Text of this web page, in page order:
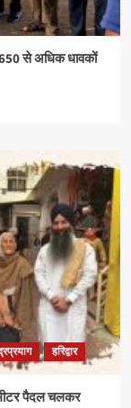
650 से अधिक धावकों
हरिद्वार
पैदल चलकर